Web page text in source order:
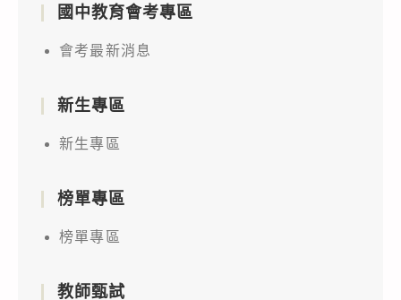
國中教育會考專區
會考最新消息
新生專區
新生專區
榜單專區
榜單專區
教師甄試